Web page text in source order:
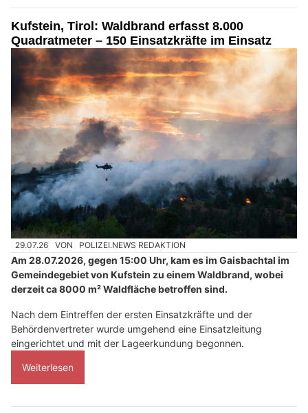
Kufstein, Tirol: Waldbrand erfasst 8.000
Quadratmeter – 150 Einsatzkräfte im Einsatz
29.07.26 VON POLIZEI.NEWS REDAKTION
Am 28.07.2026, gegen 15:00 Uhr, kam es im Gaisbachtal im
Gemeindegebiet von Kufstein zu einem Waldbrand, wobei
derzeit ca 8000 m² Waldfläche betroffen sind.
Nach dem Eintreffen der ersten Einsatzkräfte und der
Behördenvertreter wurde umgehend eine Einsatzleitung
eingerichtet und mit der Lageerkundung begonnen.
Weiterlesen